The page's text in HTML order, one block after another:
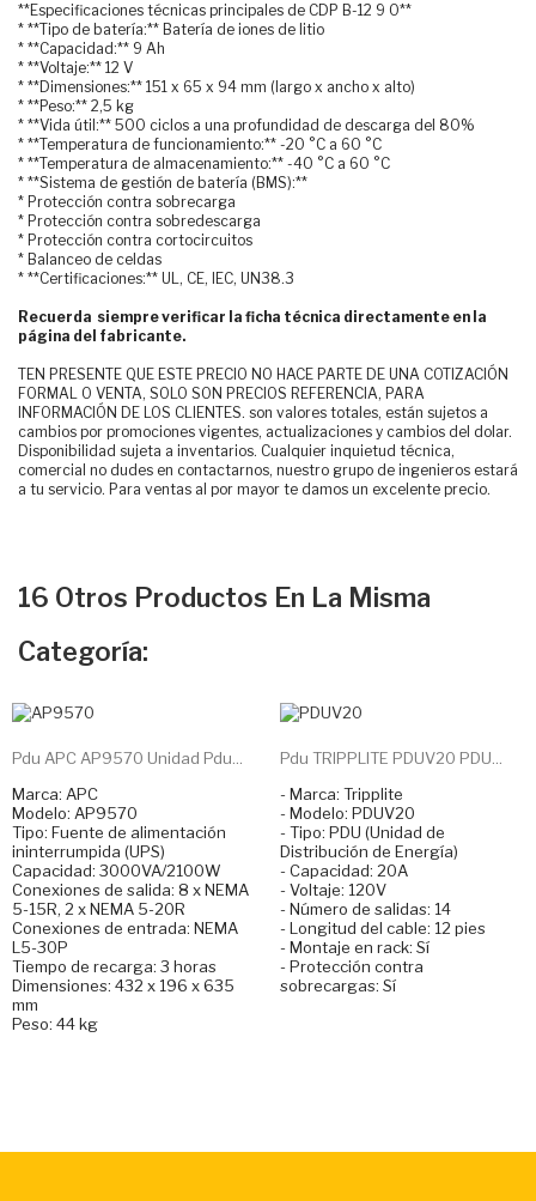
**Especificaciones técnicas principales de CDP B-12 9 0**
* **Tipo de batería:** Batería de iones de litio
* **Capacidad:** 9 Ah
* **Voltaje:** 12 V
* **Dimensiones:** 151 x 65 x 94 mm (largo x ancho x alto)
* **Peso:** 2,5 kg
* **Vida útil:** 500 ciclos a una profundidad de descarga del 80%
* **Temperatura de funcionamiento:** -20 °C a 60 °C
* **Temperatura de almacenamiento:** -40 °C a 60 °C
* **Sistema de gestión de batería (BMS):**
* Protección contra sobrecarga
* Protección contra sobredescarga
* Protección contra cortocircuitos
* Balanceo de celdas
* **Certificaciones:** UL, CE, IEC, UN38.3
Recuerda siempre verificar la ficha técnica directamente en la
página del fabricante.
TEN PRESENTE QUE ESTE PRECIO NO HACE PARTE DE UNA COTIZACIÓN
FORMAL O VENTA, SOLO SON PRECIOS REFERENCIA, PARA
INFORMACIÓN DE LOS CLIENTES. son valores totales, están sujetos a
cambios por promociones vigentes, actualizaciones y cambios del dolar.
Disponibilidad sujeta a inventarios. Cualquier inquietud técnica,
comercial no dudes en contactarnos, nuestro grupo de ingenieros estará
a tu servicio. Para ventas al por mayor te damos un excelente precio.
16 Otros Productos En La Misma
Categoría:
Pdu APC AP9570 Unidad Pdu...
Marca: APC
Modelo: AP9570
Tipo: Fuente de alimentación
ininterrumpida (UPS)
Capacidad: 3000VA/2100W
Conexiones de salida: 8 x NEMA
5-15R, 2 x NEMA 5-20R
Conexiones de entrada: NEMA
L5-30P
Tiempo de recarga: 3 horas
Dimensiones: 432 x 196 x 635
mm
Peso: 44 kg
Pdu TRIPPLITE PDUV20 PDU...
- Marca: Tripplite
- Modelo: PDUV20
- Tipo: PDU (Unidad de
Distribución de Energía)
- Capacidad: 20A
- Voltaje: 120V
- Número de salidas: 14
- Longitud del cable: 12 pies
- Montaje en rack: Sí
- Protección contra
sobrecargas: Sí